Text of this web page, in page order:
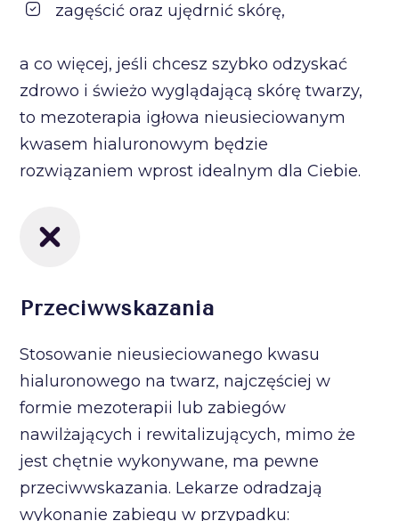
zagęścić oraz ujędrnić skórę,
a co więcej, jeśli chcesz szybko odzyskać
zdrowo i świeżo wyglądającą skórę twarzy,
to mezoterapia igłowa nieusieciowanym
kwasem hialuronowym będzie
rozwiązaniem wprost idealnym dla Ciebie.
Przeciwwskazania
Stosowanie nieusieciowanego kwasu
hialuronowego na twarz, najczęściej w
formie mezoterapii lub zabiegów
nawilżających i rewitalizujących, mimo że
jest chętnie wykonywane, ma pewne
przeciwwskazania. Lekarze odradzają
wykonanie zabiegu w przypadku: